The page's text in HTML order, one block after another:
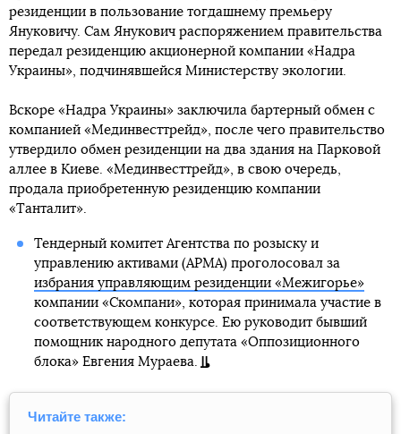
резиденции в пользование тогдашнему премьеру
Януковичу. Сам Янукович распоряжением правительства
передал резиденцию акционерной компании «Надра
Украины», подчинявшейся Министерству экологии.
Вскоре «Надра Украины» заключила бартерный обмен с
компанией «Мединвесттрейд», после чего правительство
утвердило обмен резиденции на два здания на Парковой
аллее в Киеве. «Мединвесттрейд», в свою очередь,
продала приобретенную резиденцию компании
«Танталит».
Тендерный комитет Агентства по розыску и
управлению активами (АРМА) проголосовал за
избрания управляющим резиденции «Межигорье»
компании «Скомпани», которая принимала участие в
соответствующем конкурсе. Ею руководит бывший
помощник народного депутата «Оппозиционного
блока» Евгения Мураева.
Читайте также: